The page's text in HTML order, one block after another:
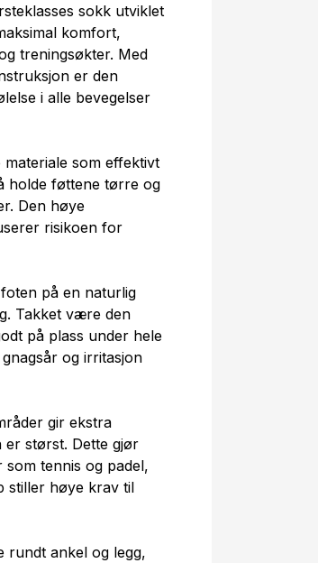
sokk utviklet
komfort,
treningsøkter. Med
er den
i alle bevegelser
som effektivt
holde føttene tørre og
Den høye
risikoen for
på en naturlig
Takket være den
på plass under hele
og irritasjon
gir ekstra
er størst. Dette gjør
tennis og padel,
stiller høye krav til
rundt ankel og legg,